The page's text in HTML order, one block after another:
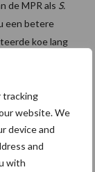
tracking
website. We
device and
and
with
de MPR als S.
een betere
koe lang
tank betekent!
and coagulase-